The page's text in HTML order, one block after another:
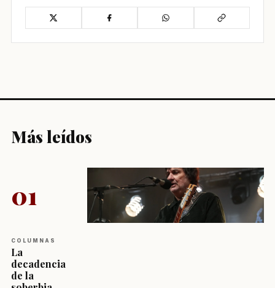
Más leídos
01
COLUMNAS
La
decadencia
de la